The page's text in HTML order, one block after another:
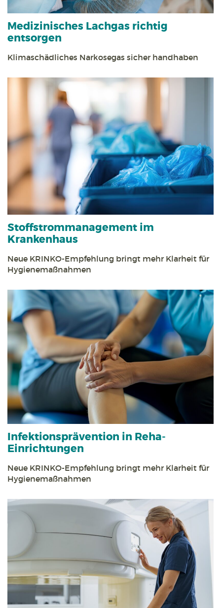
Medizinisches Lachgas richtig
entsorgen
Klimaschädliches Narkosegas sicher handhaben
Stoff­strom­management im
Krankenhaus
Neue KRINKO-Empfehlung bringt mehr Klarheit für
Hygienemaßnahmen
Infektions­prävention in Reha­
Einrichtungen
Neue KRINKO-Empfehlung bringt mehr Klarheit für
Hygiene­maßnahmen